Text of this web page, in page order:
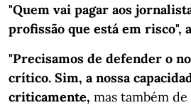
"Quem vai pagar aos
profissão que está em risco",
"Precisamos de defender o
crítico. Sim, a nossa
criticamente, mas também